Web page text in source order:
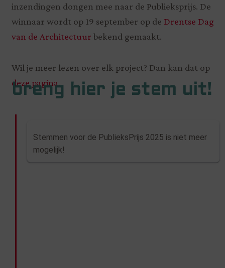
inzendingen dongen mee naar de Publieksprijs. De
winnaar wordt op 19 september op de Drentse Dag
van de Architectuur bekend gemaakt.
Wil je meer lezen over elk project? Dan kan dat op
deze pagina.
breng hier je stem uit!
Stemmen voor de PublieksPrijs 2025 is niet meer
mogelijk!